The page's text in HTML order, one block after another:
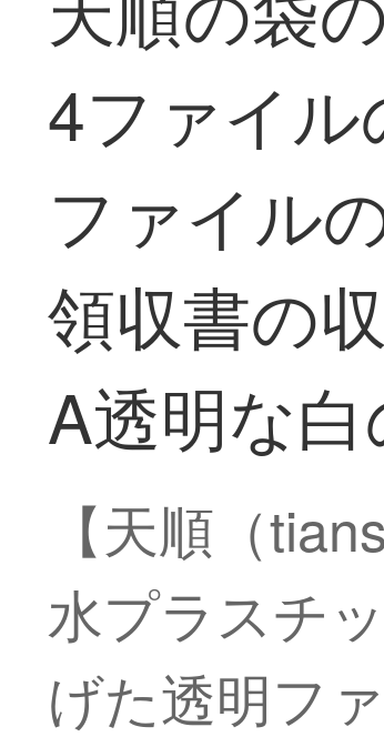
4ファイ
ファイル
領収書の
A透明な白
【天順（
水プラスチ
げた透明フ